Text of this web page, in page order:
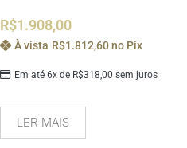
R$1.908,00
Em até 6x de R$318,00 sem juros
À vista R$1.812,60 no Pix
LER MAIS